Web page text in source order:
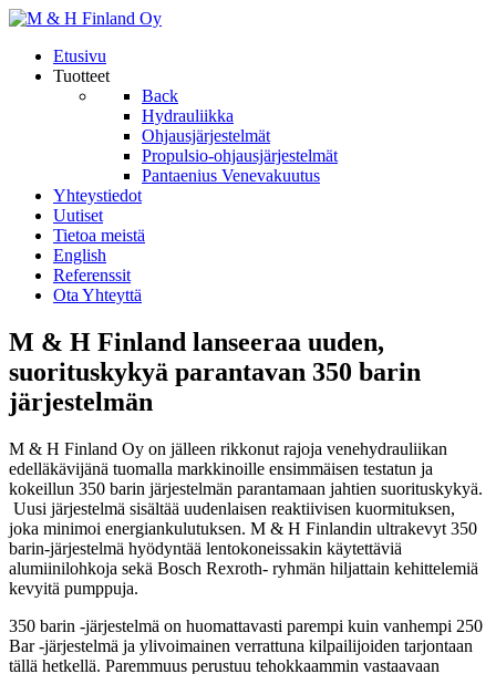
Etusivu
Tuotteet
Back
Hydrauliikka
Ohjausjärjestelmät
Propulsio-ohjausjärjestelmät
Pantaenius Venevakuutus
Yhteystiedot
Uutiset
Tietoa meistä
English
Referenssit
Ota Yhteyttä
M & H Finland lanseeraa uuden,
suorituskykyä parantavan 350 barin
järjestelmän
M & H Finland Oy on jälleen rikkonut rajoja venehydrauliikan
edelläkävijänä tuomalla markkinoille ensimmäisen testatun ja
kokeillun 350 barin järjestelmän parantamaan jahtien suorituskykyä.
Uusi järjestelmä sisältää uudenlaisen reaktiivisen kuormituksen,
joka minimoi energiankulutuksen. M & H Finlandin ultrakevyt 350
barin-järjestelmä hyödyntää lentokoneissakin käytettäviä
alumiinilohkoja sekä Bosch Rexroth- ryhmän hiljattain kehittelemiä
kevyitä pumppuja.
350 barin -järjestelmä on huomattavasti parempi kuin vanhempi 250
Bar -järjestelmä ja ylivoimainen verrattuna kilpailijoiden tarjontaan
tällä hetkellä. Paremmuus perustuu tehokkaammin vastaavaan